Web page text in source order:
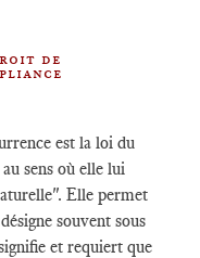
de
est la loi du
au sens où elle lui
Elle permet
souvent sous
et requiert que